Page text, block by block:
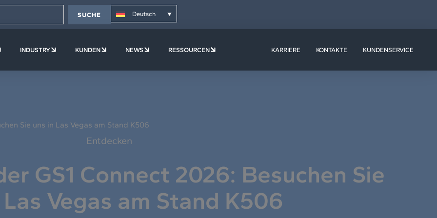
SUCHE Deutsch
ÖFFNE UNTERNEHMEN
INDUSTRY ÖFFNE INDUSTRY
KUNDEN ÖFFNE KUNDEN
NEWS ÖFFNE NEWS
RESSOURCEN ÖFFNE RESSOURCENKARRIERE KONTAKTE KUNDENSERVICE
Sie uns in Las Vegas am Stand K506
Entdecken
GS1 Connect 2026: Besuchen Sie
Vegas am Stand K506